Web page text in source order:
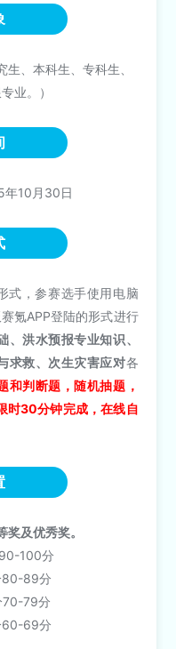
、本科生、专科生、
业。）
10月30日
式，参赛选手使用电脑
氪APP登陆的形式进行
、洪水预报专业知识、
求救、次生灾害应对各
和判断题，随机抽题，
时30分钟完成，在线自
及优秀奖。
100分
80-89分
70-79分
60-69分